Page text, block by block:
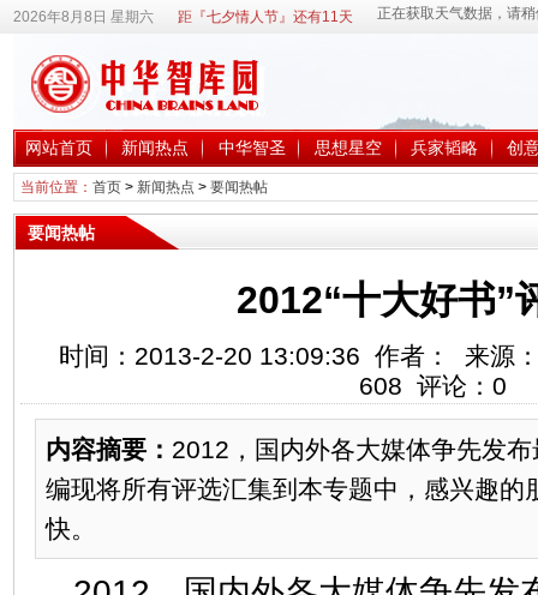
2026年8月8日 星期六 距『七夕情人节』还有11天
网站首页 新闻热点 中华智圣 思想星空 兵家韬略 创
当前位置： 首页> 新闻热点 > 要闻热帖
要闻热帖
2012“十大好书”
时间：2013-2-20 13:09:36 作者： 来源
608 评论： 0
内容摘要： 2012，国内外各大媒体争先发
编现将所有评选汇集到本专题中，感兴趣的
快。